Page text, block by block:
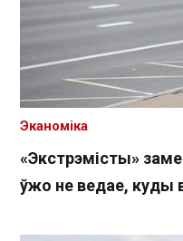
«Экстрэмісты»
ўжо не ведае, куды
Эканоміка